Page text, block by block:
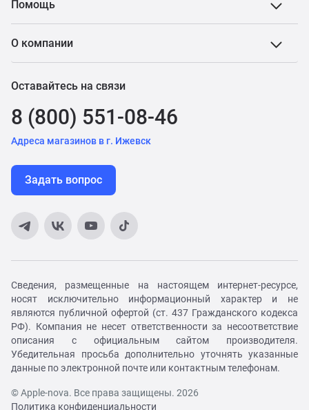
Помощь
О компании
Оставайтесь на связи
8 (800) 551-08-46
Адреса магазинов в г. Ижевск
Задать вопрос
Сведения, размещенные на настоящем интернет-ресурсе,
носят исключительно информационный характер и не
являются публичной офертой (ст. 437 Гражданского кодекса
РФ). Компания не несет ответственности за несоответствие
описания с официальным сайтом производителя.
Убедительная просьба дополнительно уточнять указанные
данные по электронной почте или контактным телефонам.
© Apple-nova. Все права защищены. 2026
Политика конфиденциальности